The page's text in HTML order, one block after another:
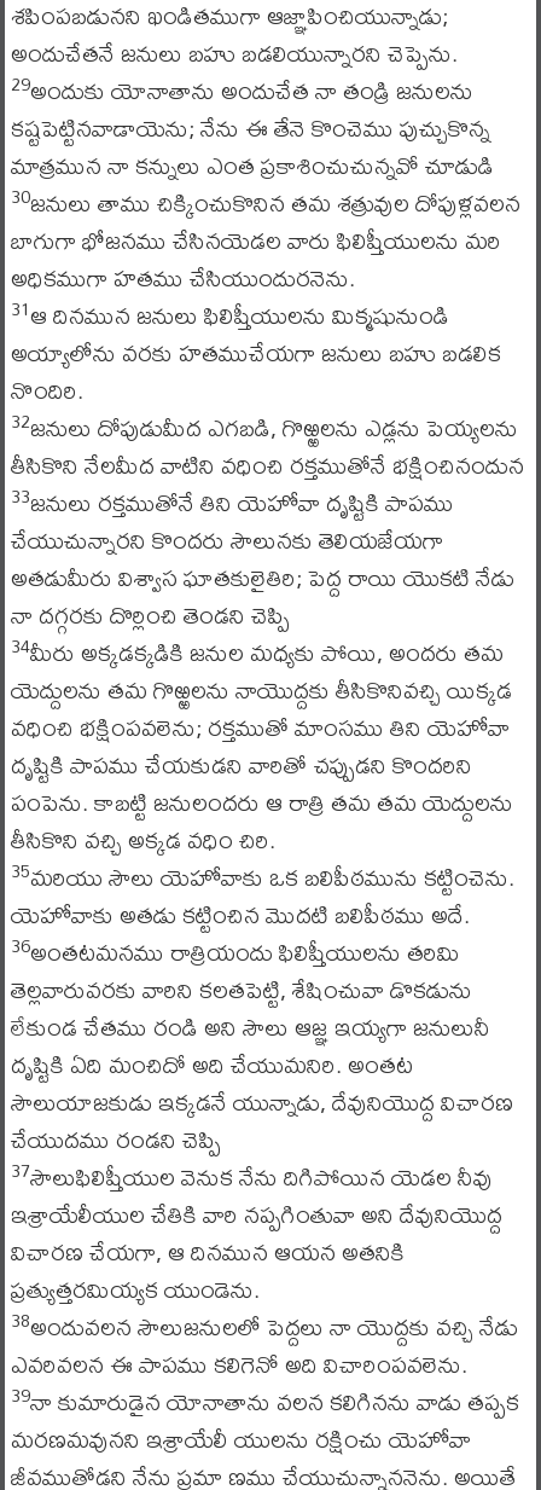
శపింపబడునని ఖండితముగా ఆజ్ఞాపించియున్నాడు;
అందుచేతనే జనులు బహు బడలియున్నారని చెప్పెను.
29అందుకు యోనాతాను అందుచేత నా తండ్రి జనులను
కష్టపెట్టినవాడాయెను; నేను ఈ తేనె కొంచెము పుచ్చుకొన్న
మాత్రమున నా కన్నులు ఎంత ప్రకాశించుచున్నవో చూడుడి
30జనులు తాము చిక్కించుకొనిన తమ శత్రువుల దోపుళ్లవలన
బాగుగా భోజనము చేసినయెడల వారు ఫిలిష్తీయులను మరి
అధికముగా హతము చేసియుందురనెను.
31ఆ దినమున జనులు ఫిలిష్తీయులను మిక్మషునుండి
అయ్యాలోను వరకు హతముచేయగా జనులు బహు బడలిక
నొందిరి.
32జనులు దోపుడుమీద ఎగబడి, గొఱ్ఱలను ఎడ్లను పెయ్యలను
తీసికొని నేలమీద వాటిని వధించి రక్తముతోనే భక్షించినందున
33జనులు రక్తముతోనే తిని యెహోవా దృష్టికి పాపము
చేయుచున్నారని కొందరు సౌలునకు తెలియజేయగా
అతడుమీరు విశ్వాస ఘాతకులైతిరి; పెద్ద రాయి యొకటి నేడు
నా దగ్గరకు దొర్లించి తెండని చెప్పి
34మీరు అక్కడక్కడికి జనుల మధ్యకు పోయి, అందరు తమ
యెద్దులను తమ గొఱ్ఱలను నాయొద్దకు తీసికొనివచ్చి యిక్కడ
వధించి భక్షింపవలెను; రక్తముతో మాంసము తిని యెహోవా
దృష్టికి పాపము చేయకుడని వారితో చప్పుడని కొందరిని
పంపెను. కాబట్టి జనులందరు ఆ రాత్రి తమ తమ యెద్దులను
తీసికొని వచ్చి అక్కడ వధిం చిరి.
35మరియు సౌలు యెహోవాకు ఒక బలిపీఠమును కట్టించెను.
యెహోవాకు అతడు కట్టించిన మొదటి బలిపీఠము అదే.
36అంతటమనము రాత్రియందు ఫిలిష్తీయులను తరిమి
తెల్లవారువరకు వారిని కలతపెట్టి, శేషించువా డొకడును
లేకుండ చేతము రండి అని సౌలు ఆజ్ఞ ఇయ్యగా జనులునీ
దృష్టికి ఏది మంచిదో అది చేయుమనిరి. అంతట
సౌలుయాజకుడు ఇక్కడనే యున్నాడు, దేవునియొద్ద విచారణ
చేయుదము రండని చెప్పి
37సౌలుఫిలిష్తీయుల వెనుక నేను దిగిపోయిన యెడల నీవు
ఇశ్రాయేలీయుల చేతికి వారి నప్పగింతువా అని దేవునియొద్ద
విచారణ చేయగా, ఆ దినమున ఆయన అతనికి
ప్రత్యుత్తరమియ్యక యుండెను.
38అందువలన సౌలుజనులలో పెద్దలు నా యొద్దకు వచ్చి నేడు
ఎవరివలన ఈ పాపము కలిగెనో అది విచారింపవలెను.
39నా కుమారుడైన యోనాతాను వలన కలిగినను వాడు తప్పక
మరణమవునని ఇశ్రాయేలీ యులను రక్షించు యెహోవా
జీవముతోడని నేను ప్రమా ణము చేయుచున్నాననెను. అయితే